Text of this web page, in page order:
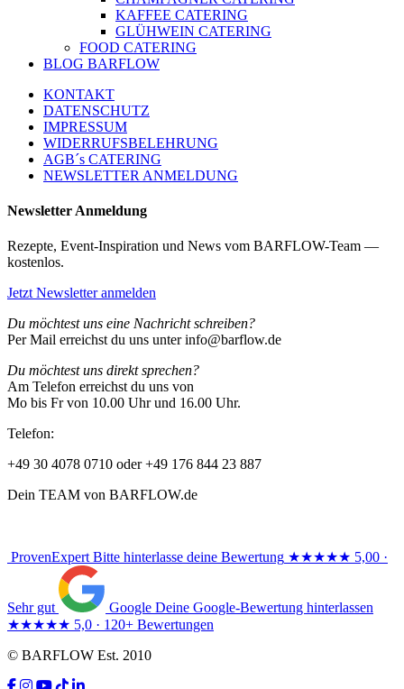
KAFFEE CATERING
GLÜHWEIN CATERING
FOOD CATERING
BLOG BARFLOW
KONTAKT
DATENSCHUTZ
IMPRESSUM
WIDERRUFSBELEHRUNG
AGB´s CATERING
NEWSLETTER ANMELDUNG
Newsletter Anmeldung
Rezepte, Event-Inspiration und News vom BARFLOW-Team —
kostenlos.
Jetzt Newsletter anmelden
Du möchtest uns eine Nachricht schreiben?
Per Mail erreichst du uns unter info@barflow.de
Du möchtest uns direkt sprechen?
Am Telefon erreichst du uns von
Mo bis Fr von 10.00 Uhr und 16.00 Uhr.
Telefon:
+49 30 4078 0710 oder +49 176 844 23 887
Dein TEAM von BARFLOW.de
ProvenExpert Bitte hinterlasse deine Bewertung ★★★★★ 5,00 ·
Sehr gut Google Deine Google-Bewertung hinterlassen
★★★★★ 5,0 · 120+ Bewertungen
© BARFLOW Est. 2010